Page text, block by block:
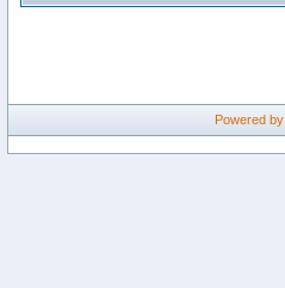
Powered by